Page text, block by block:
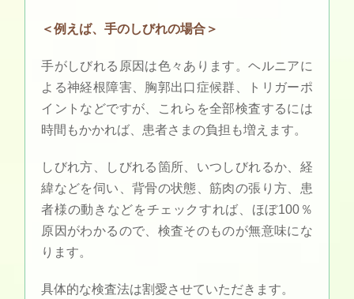
＜例えば、手のしびれの場合＞
手がしびれる原因は色々あります。ヘルニアに
よる神経根障害、胸郭出口症候群、トリガーポ
イントなどですが、これらを全部検査するには
時間もかかれば、患者さまの負担も増えます。
しびれ方、しびれる箇所、いつしびれるか、経
緯などを伺い、背骨の状態、筋肉の張り方、患
者様の動きなどをチェックすれば、ほぼ100％
原因がわかるので、検査そのものが無意味にな
ります。
具体的な検査法は割愛させていただきます。